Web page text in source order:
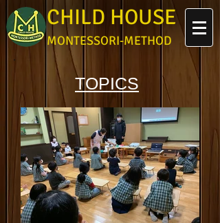
CHILD HOUSE
MONTESSORI-METHOD
TOPICS